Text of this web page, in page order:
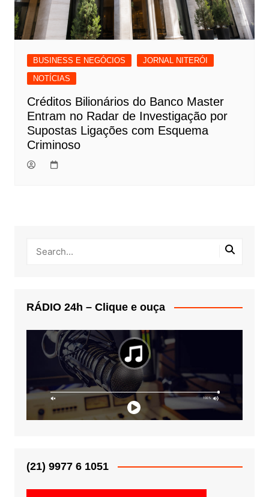
BUSINESS E NEGÓCIOS
JORNAL NITERÓI
NOTÍCIAS
Créditos Bilionários do Banco Master
Entram no Radar de Investigação por
Supostas Ligações com Esquema
Criminoso
RÁDIO 24h – Clique e ouça
(21) 9977 6 1051